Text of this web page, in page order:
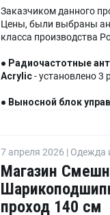
Заказчиком данного
Цены, были выбраны
класса производства
● Радиочастотные
Acrylic- установлено 3
● Выносной блок
7 апреля 2026 | Одежда
Магазин
проход 140 см